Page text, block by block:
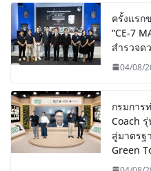
ครั้งแรก
“CE-7
สำรวจด
04/08/
กรมการ
Coach
สู่มาตรฐ
Green